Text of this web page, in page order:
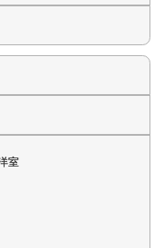
室